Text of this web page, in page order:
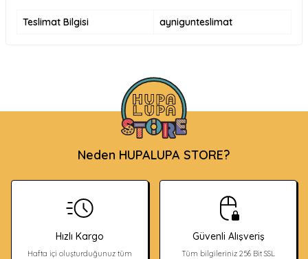
Teslimat Bilgisi aynigunteslimat
Neden HUPALUPA STORE?
Hızlı Kargo
Hafta içi oluşturduğunuz tüm
Güvenli Alışveriş
Tüm bilgileriniz 256 Bit SSL